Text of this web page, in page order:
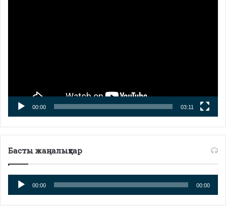
00:00 03:11
Басты жаңалықтар
Аудиоплеер
00:00 00:00